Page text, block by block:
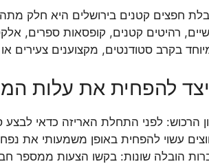
חפצים קטנים בירושלים היא חלק
רהיטים קטנים, קופסאות ספרים,
בקרב סטודנטים, מקצוענים צעירים
להפחית את עלות
הרכוש: לפני התחלת האריזה כדאי
עשוי להפחית באופן משמעותי את
הובלה שונות: בקשו הצעות ממספר